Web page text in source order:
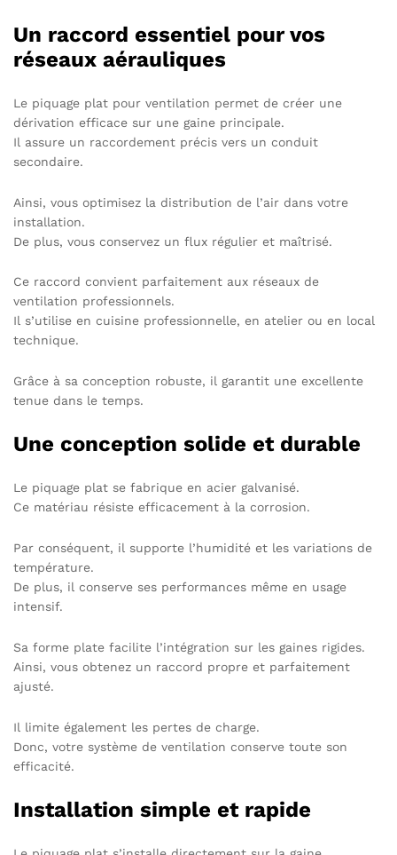
Un raccord essentiel pour vos
réseaux aérauliques
Le piquage plat pour ventilation permet de créer une
dérivation efficace sur une gaine principale.
Il assure un raccordement précis vers un conduit
secondaire.
Ainsi, vous optimisez la distribution de l’air dans votre
installation.
De plus, vous conservez un flux régulier et maîtrisé.
Ce raccord convient parfaitement aux réseaux de
ventilation professionnels.
Il s’utilise en cuisine professionnelle, en atelier ou en local
technique.
Grâce à sa conception robuste, il garantit une excellente
tenue dans le temps.
Une conception solide et durable
Le piquage plat se fabrique en acier galvanisé.
Ce matériau résiste efficacement à la corrosion.
Par conséquent, il supporte l’humidité et les variations de
température.
De plus, il conserve ses performances même en usage
intensif.
Sa forme plate facilite l’intégration sur les gaines rigides.
Ainsi, vous obtenez un raccord propre et parfaitement
ajusté.
Il limite également les pertes de charge.
Donc, votre système de ventilation conserve toute son
efficacité.
Installation simple et rapide